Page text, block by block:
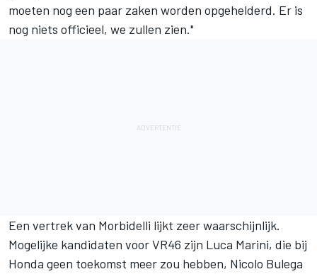
moeten nog een paar zaken worden opgehelderd. Er is
nog niets officieel, we zullen zien."
Een vertrek van Morbidelli lijkt zeer waarschijnlijk.
Mogelijke kandidaten voor VR46 zijn Luca Marini, die bij
Honda geen toekomst meer zou hebben, Nicolo Bulega